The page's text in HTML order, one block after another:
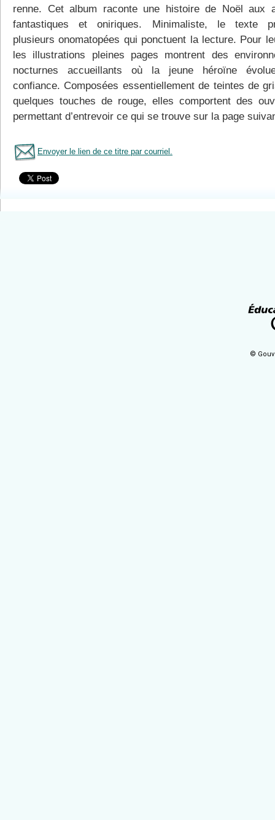
renne. Cet album raconte une histoire de Noël aux
fantastiques et oniriques. Minimaliste, le texte
plusieurs onomatopées qui ponctuent la lecture. Pour
les illustrations pleines pages montrent des
nocturnes accueillants où la jeune héroïne
confiance. Composées essentiellement de teintes de
quelques touches de rouge, elles comportent des
permettant d’entrevoir ce qui se trouve sur la page
Envoyer le lien de ce titre par courriel.
©